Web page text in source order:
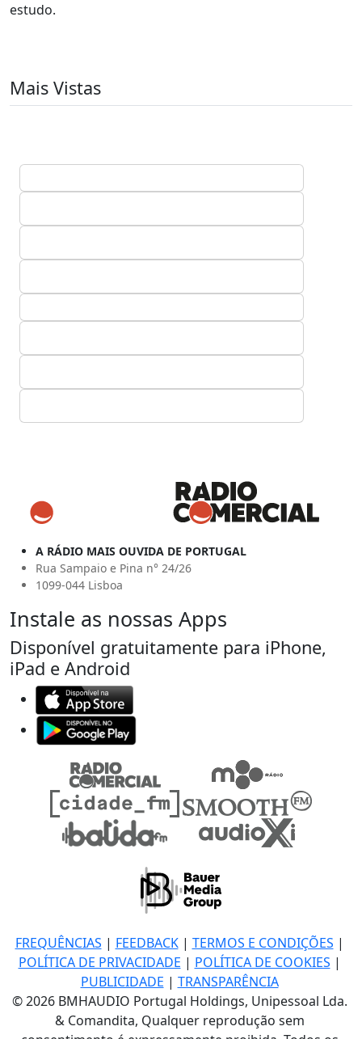
estudo.
Mais Vistas
A RÁDIO MAIS OUVIDA DE PORTUGAL
Rua Sampaio e Pina n° 24/26
1099-044 Lisboa
Instale as nossas Apps
Disponível gratuitamente para iPhone,
iPad e Android
FREQUÊNCIAS | FEEDBACK| TERMOS E CONDIÇÕES |
POLÍTICA DE PRIVACIDADE | POLÍTICA DE COOKIES |
PUBLICIDADE | TRANSPARÊNCIA
© 2026 BMHAUDIO Portugal Holdings, Unipessoal Lda.
& Comandita, Qualquer reprodução sem